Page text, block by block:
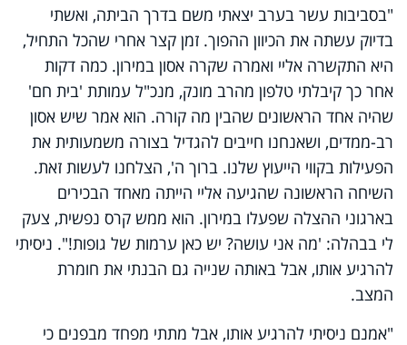
"בסביבות עשר בערב יצאתי משם בדרך הביתה, ואשתי
בדיוק עשתה את הכיוון ההפוך. זמן קצר אחרי שהכל התחיל,
היא התקשרה אליי ואמרה שקרה אסון במירון. כמה דקות
אחר כך קיבלתי טלפון מהרב מונק, מנכ"ל עמותת 'בית חם'
שהיה אחד הראשונים שהבין מה קורה. הוא אמר שיש אסון
רב-ממדים, ושאנחנו חייבים להגדיל בצורה משמעותית את
הפעילות בקווי הייעוץ שלנו. ברוך ה', הצלחנו לעשות זאת.
השיחה הראשונה שהגיעה אליי הייתה מאחד הבכירים
בארגוני ההצלה שפעלו במירון. הוא ממש קרס נפשית, צעק
לי בבהלה: 'מה אני עושה? יש כאן ערמות של גופות!". ניסיתי
להרגיע אותו, אבל באותה שנייה גם הבנתי את חומרת
המצב.
"אמנם ניסיתי להרגיע אותו, אבל מתתי מפחד מבפנים כי